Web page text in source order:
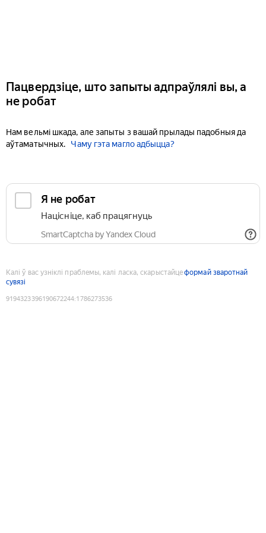
Пацвердзіце, што запыты адпраўлялі вы, а
не робат
Нам вельмі шкада, але запыты з вашай прылады падобныя да
аўтаматычных.
Чаму гэта магло адбыцца?
Я не робат
Націсніце, каб працягнуць
SmartCaptcha by Yandex Cloud
Калі ў вас узніклі праблемы, калі ласка, скарыстайцеформай зваротнай
сувязі
9194323396190672244:1786273536